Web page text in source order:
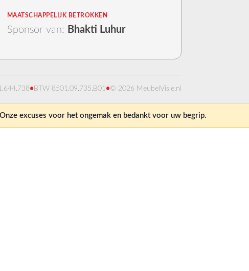
MAATSCHAPPELIJK BETROKKEN
Sponsor van: Bhakti Luhur
• BTW 8501.09.735.B01 •© 2026 MeubelVisie.nl
excuses voor het ongemak en bedankt voor uw begrip.